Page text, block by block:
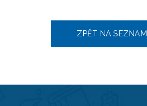
ZPĚT NA SEZNAM